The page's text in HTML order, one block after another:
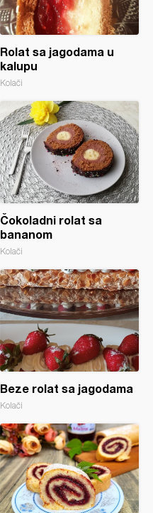
Rolat sa jagodama u
kalupu
Kolači
Čokoladni rolat sa
bananom
Kolači
Beze rolat sa jagodama
Kolači